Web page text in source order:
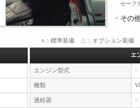
セーフ
その
○：標準装備 △：オプション装備 -
エ
エンジン型式 -
種類
過給器 -